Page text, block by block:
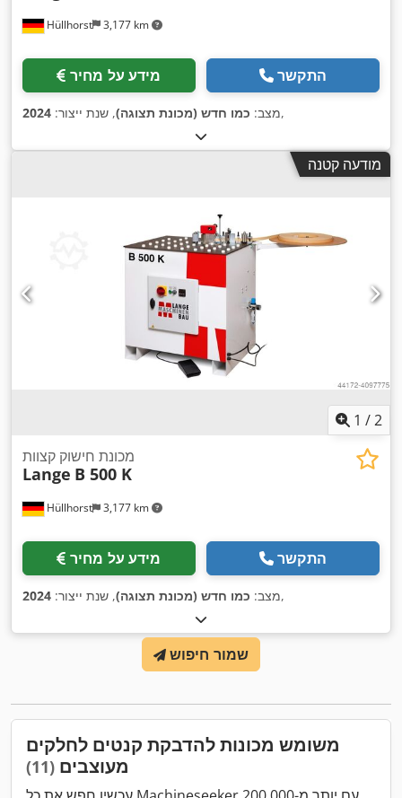
Hüllhorst 3,177 km
מידע על מחיר התקשר
מצב: כמו חדש (מכונת תצוגה), שנת ייצור: 2024 ,
מודעה קטנה
1 /2
Hüllhorst 3,177 km
מכונת חישוק קצוות
Lange B 500 K
מידע על מחיר התקשר
מצב: כמו חדש (מכונת תצוגה), שנת ייצור: 2024 ,
שמור חיפוש
משומש מכונות להדבקת קנטים לחלקים
מעוצבים (11)